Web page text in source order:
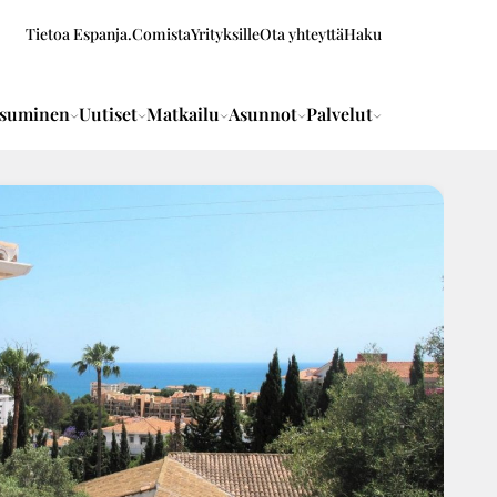
Tietoa Espanja.ComistaYrityksilleOta yhteyttäHaku
Uutiset Matkailu Asunnot Palvelut